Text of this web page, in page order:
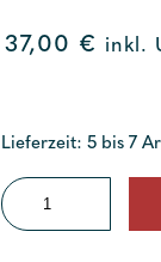
37,00 € inkl.
Lieferzeit: 5 bis 7
Handlauf
Niro